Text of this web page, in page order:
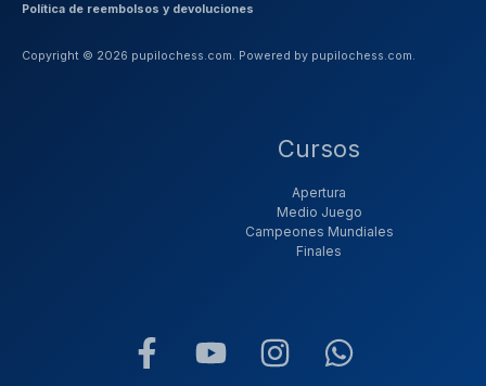
Política de reembolsos y devoluciones
Copyright © 2026 pupilochess.com. Powered by pupilochess.com.
Cursos
Apertura
Medio Juego
Campeones Mundiales
Finales